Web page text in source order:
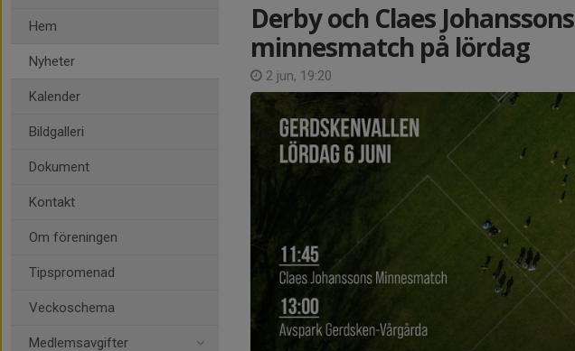
Hem
Nyheter
Kalender
Bildgalleri
Dokument
Kontakt
Om föreningen
Tipspromenad
Veckoschema
Medlemsavgifter
Derby och Claes Johanssons
minnesmatch på lördag
2 jun, 19:20